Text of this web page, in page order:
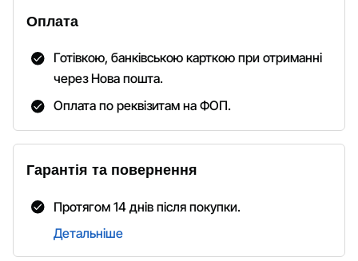
Оплата
Готівкою, банківською карткою при отриманні
через Нова пошта.
Оплата по реквізитам на ФОП.
Гарантія та повернення
Протягом 14 днів після покупки.
Детальніше